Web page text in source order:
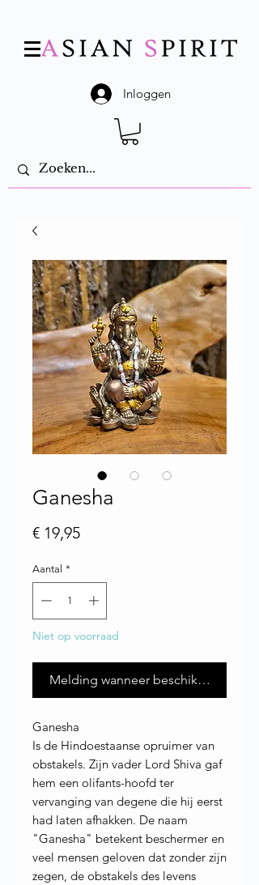
Inloggen
Ganesha
€ 19,95Prijs
Aantal *
Niet op voorraad
Melding wanneer beschikbaar
Ganesha
Is de Hindoestaanse opruimer van
obstakels. Zijn vader Lord Shiva gaf
hem een olifants-hoofd ter
vervanging van degene die hij eerst
had laten afhakken. De naam
"Ganesha" betekent beschermer en
veel mensen geloven dat zonder zijn
zegen, de obstakels des levens